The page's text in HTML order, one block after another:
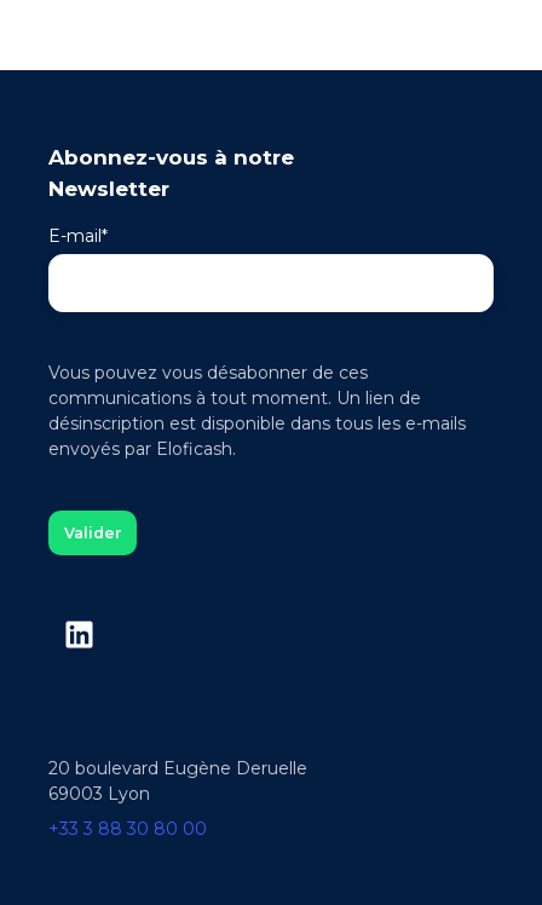
Abonnez-vous à notre
Newsletter
E-mail*
Vous pouvez vous désabonner de ces
communications à tout moment. Un lien de
désinscription est disponible dans tous les e-mails
envoyés par Eloficash.
20 boulevard Eugène Deruelle
69003 Lyon
+33 3 88 30 80 00